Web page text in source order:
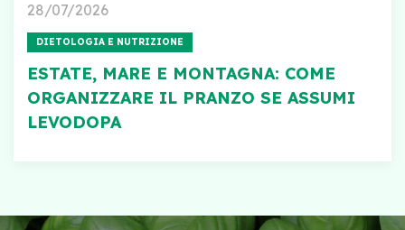
28/07/2026
DIETOLOGIA E NUTRIZIONE
ESTATE, MARE E MONTAGNA: COME
ORGANIZZARE IL PRANZO SE ASSUMI
LEVODOPA